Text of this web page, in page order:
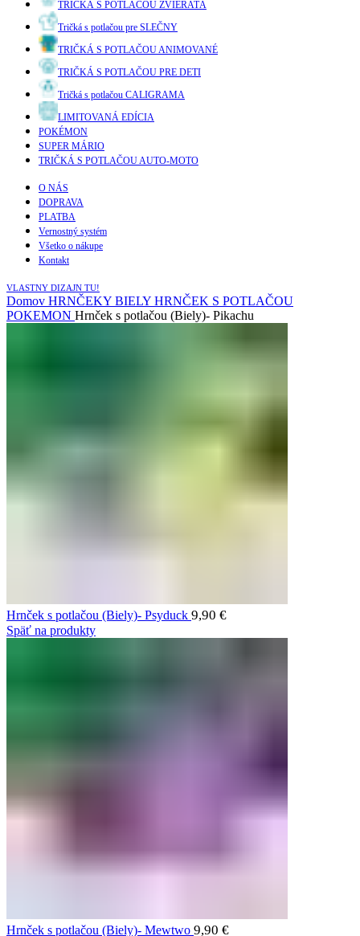
TRIČKÁ S POTLAČOU ZVIERATÁ
Tričká s potlačou pre SLEČNY
TRIČKÁ S POTLAČOU ANIMOVANÉ
TRIČKÁ S POTLAČOU PRE DETI
Tričká s potlačou CALIGRAMA
LIMITOVANÁ EDÍCIA
POKÉMON
SUPER MÁRIO
TRIČKÁ S POTLAČOU AUTO-MOTO
O NÁS
DOPRAVA
PLATBA
Vernostný systém
Všetko o nákupe
Kontakt
VLASTNY DIZAJN TU!
Domov HRNČEKY BIELY HRNČEK S POTLAČOU
POKEMON Hrnček s potlačou (Biely)- Pikachu
Hrnček s potlačou (Biely)- Psyduck 9,90 €
Späť na produkty
Hrnček s potlačou (Biely)- Mewtwo 9,90 €